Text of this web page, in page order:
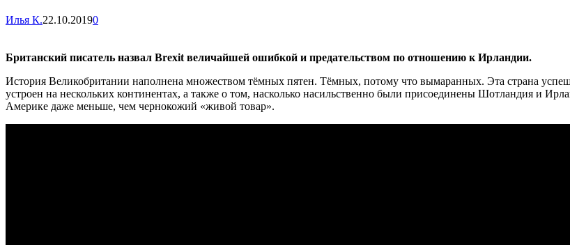
Илья К.22.10.20190
Британский писатель назвал Brexit величайшей ошибкой и предательством по отношению к Ирландии.
История Великобритании наполнена множеством тёмных пятен. Тёмных, потому что вымаранных. Эта страна
устроен на нескольких континентах, а также о том, насколько насильственно были присоединены Шотландия и
Америке даже меньше, чем чернокожий «живой товар».